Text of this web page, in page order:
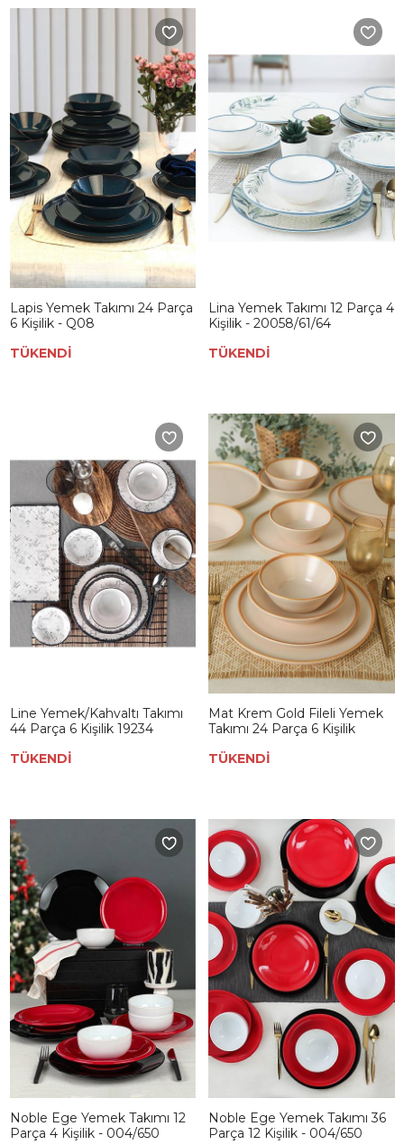
Lapis Yemek Takımı 24 Parça
6 Kişilik - Q08
TÜKENDİ
Lina Yemek Takımı 12 Parça 4
Kişilik - 20058/61/64
TÜKENDİ
Line Yemek/Kahvaltı Takımı
44 Parça 6 Kişilik 19234
TÜKENDİ
Mat Krem Gold Fileli Yemek
Takımı 24 Parça 6 Kişilik
TÜKENDİ
Noble Ege Yemek Takımı 12
Parça 4 Kişilik - 004/650
Noble Ege Yemek Takımı 36
Parça 12 Kişilik - 004/650